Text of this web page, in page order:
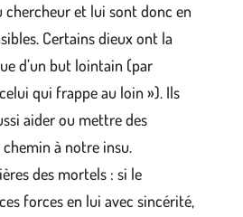
chercheur et lui sont donc en
Certains dieux ont la
d’un but lointain (par
qui frappe au loin »). Ils
aider ou mettre des
à notre insu.
des mortels : si le
forces en lui avec sincérité,